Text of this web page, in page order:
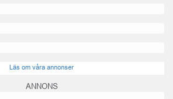
Läs om våra annonser
ANNONS